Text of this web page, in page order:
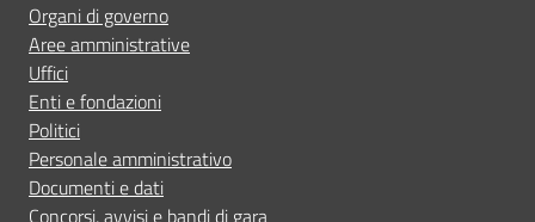
Organi di governo
Aree amministrative
Uffici
Enti e fondazioni
Politici
Personale amministrativo
Documenti e dati